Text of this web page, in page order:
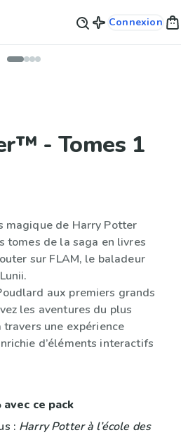
Connexion
- Tomes 1
magique de Harry Potter
tomes de la saga en livres
sur FLAM, le baladeur
aux premiers grands
les aventures du plus
une expérience
d’éléments interactifs
ce pack
: Harry Potter à l’école des